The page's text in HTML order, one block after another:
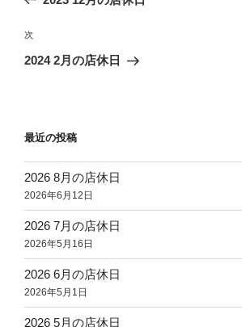
ビ
ゲ
ン
稿
次
の
次
2024 2月の店休日
最近の投稿
2026 8月の店休日
2026年6月12日
2026 7月の店休日
2026年5月16日
2026 6月の店休日
2026年5月1日
2026 5月の店休日